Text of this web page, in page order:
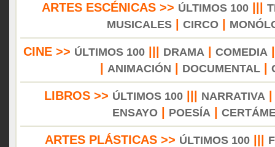
ARTES ESCÉNICAS >> ÚLTIMOS 100
MUSICALES
CIRCO
CINE >> ÚLTIMOS 100||| DRAMA COMEDIA
ANIMACIÓN DOCUMENTAL|
LIBROS >> ÚLTIMOS 100 NARRATIVA
ENSAYO| POESÍA
ARTES PLÁSTICAS >> ÚLTIMOS 100|||